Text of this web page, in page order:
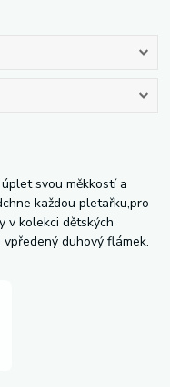
svou měkkostí a
každou pletařku,pro
v kolekci dětských
duhový flámek.